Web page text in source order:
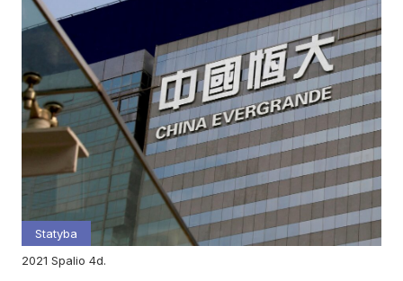
Statyba
2021
spalio 4d.